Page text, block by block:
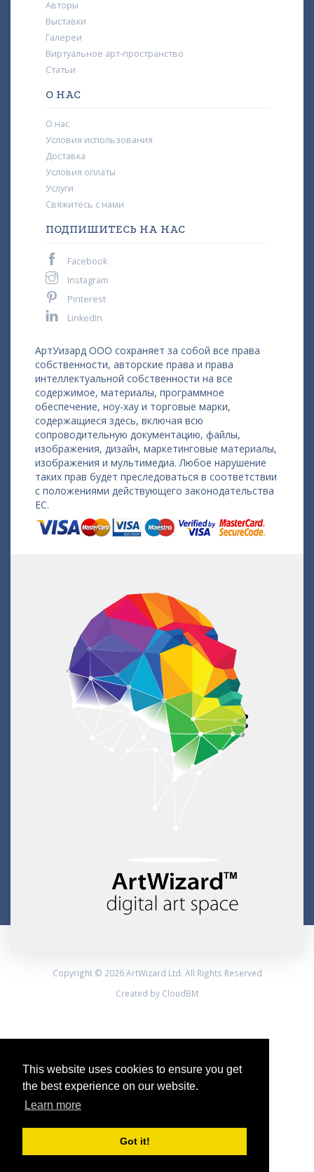
This website uses cookies to ensure you get
the best experience on our website.
Learn more
Got it!
Авторы
Выставки
Галереи
Виртуальное арт-пространство
Статьи
О НАС
О нас
Условия использования
Доставка
Условия оплаты
Услуги
Свяжитесь с нами
ПОДПИШИТЕСЬ НА НАС
Facebook
Instagram
Pinterest
LinkedIn
АртУизард ООО сохраняет за собой все права
собственности, авторские права и права
интеллектуальной собственности на все
содержимое, материалы, программное
обеспечение, ноу-хау и торговые марки,
содержащиеся здесь, включая всю
сопроводительную документацию, файлы,
изображения, дизайн, маркетинговые материалы,
изображения и мультимедиа. Любое нарушение
таких прав будет преследоваться в соответствии
с положениями действующего законодательства
ЕС.
Copyright © 2026 ArtWizard Ltd. All Rights Reserved
Created by CloudBM